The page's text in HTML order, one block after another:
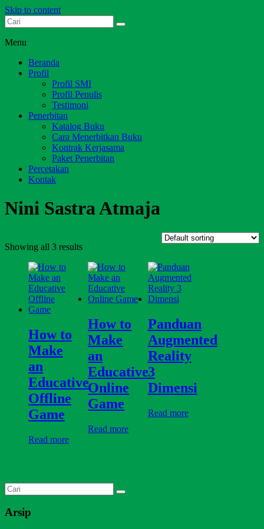
Skip to content
Dari Jambi untuk Indonesia
Menu
Beranda
Profil
Profil SMI
Profil Penulis
Testimoni
Penerbitan
Katalog Buku
Cara Menerbitkan Buku
Kontrak Kerjasama
Paket Penerbitan
Percetakan
Kontak
Nini Sastra Atmaja
Showing all 3 results
How to
Make
an
Educative
Offline
Game
Read more
How to
Make
an
Educative
Online
Game
Read more
Panduan
Augmented
Reality
3
Dimensi
Read more
Arsip